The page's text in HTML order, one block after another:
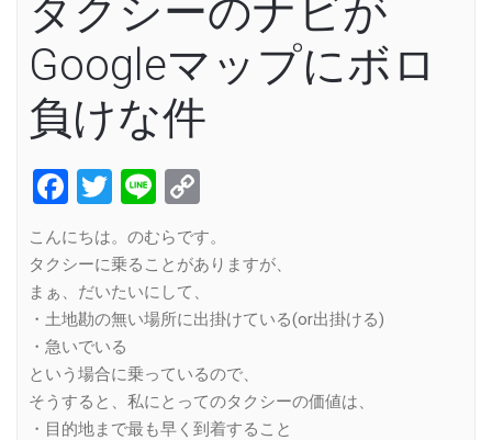
タクシーのナビが
Googleマップにボロ
負けな件
Facebook
Twitter
Line
Link
こんにちは。のむらです。
タクシーに乗ることがありますが、
まぁ、だいたいにして、
・土地勘の無い場所に出掛けている(or出掛ける)
・急いでいる
という場合に乗っているので、
そうすると、私にとってのタクシーの価値は、
・目的地まで最も早く到着すること